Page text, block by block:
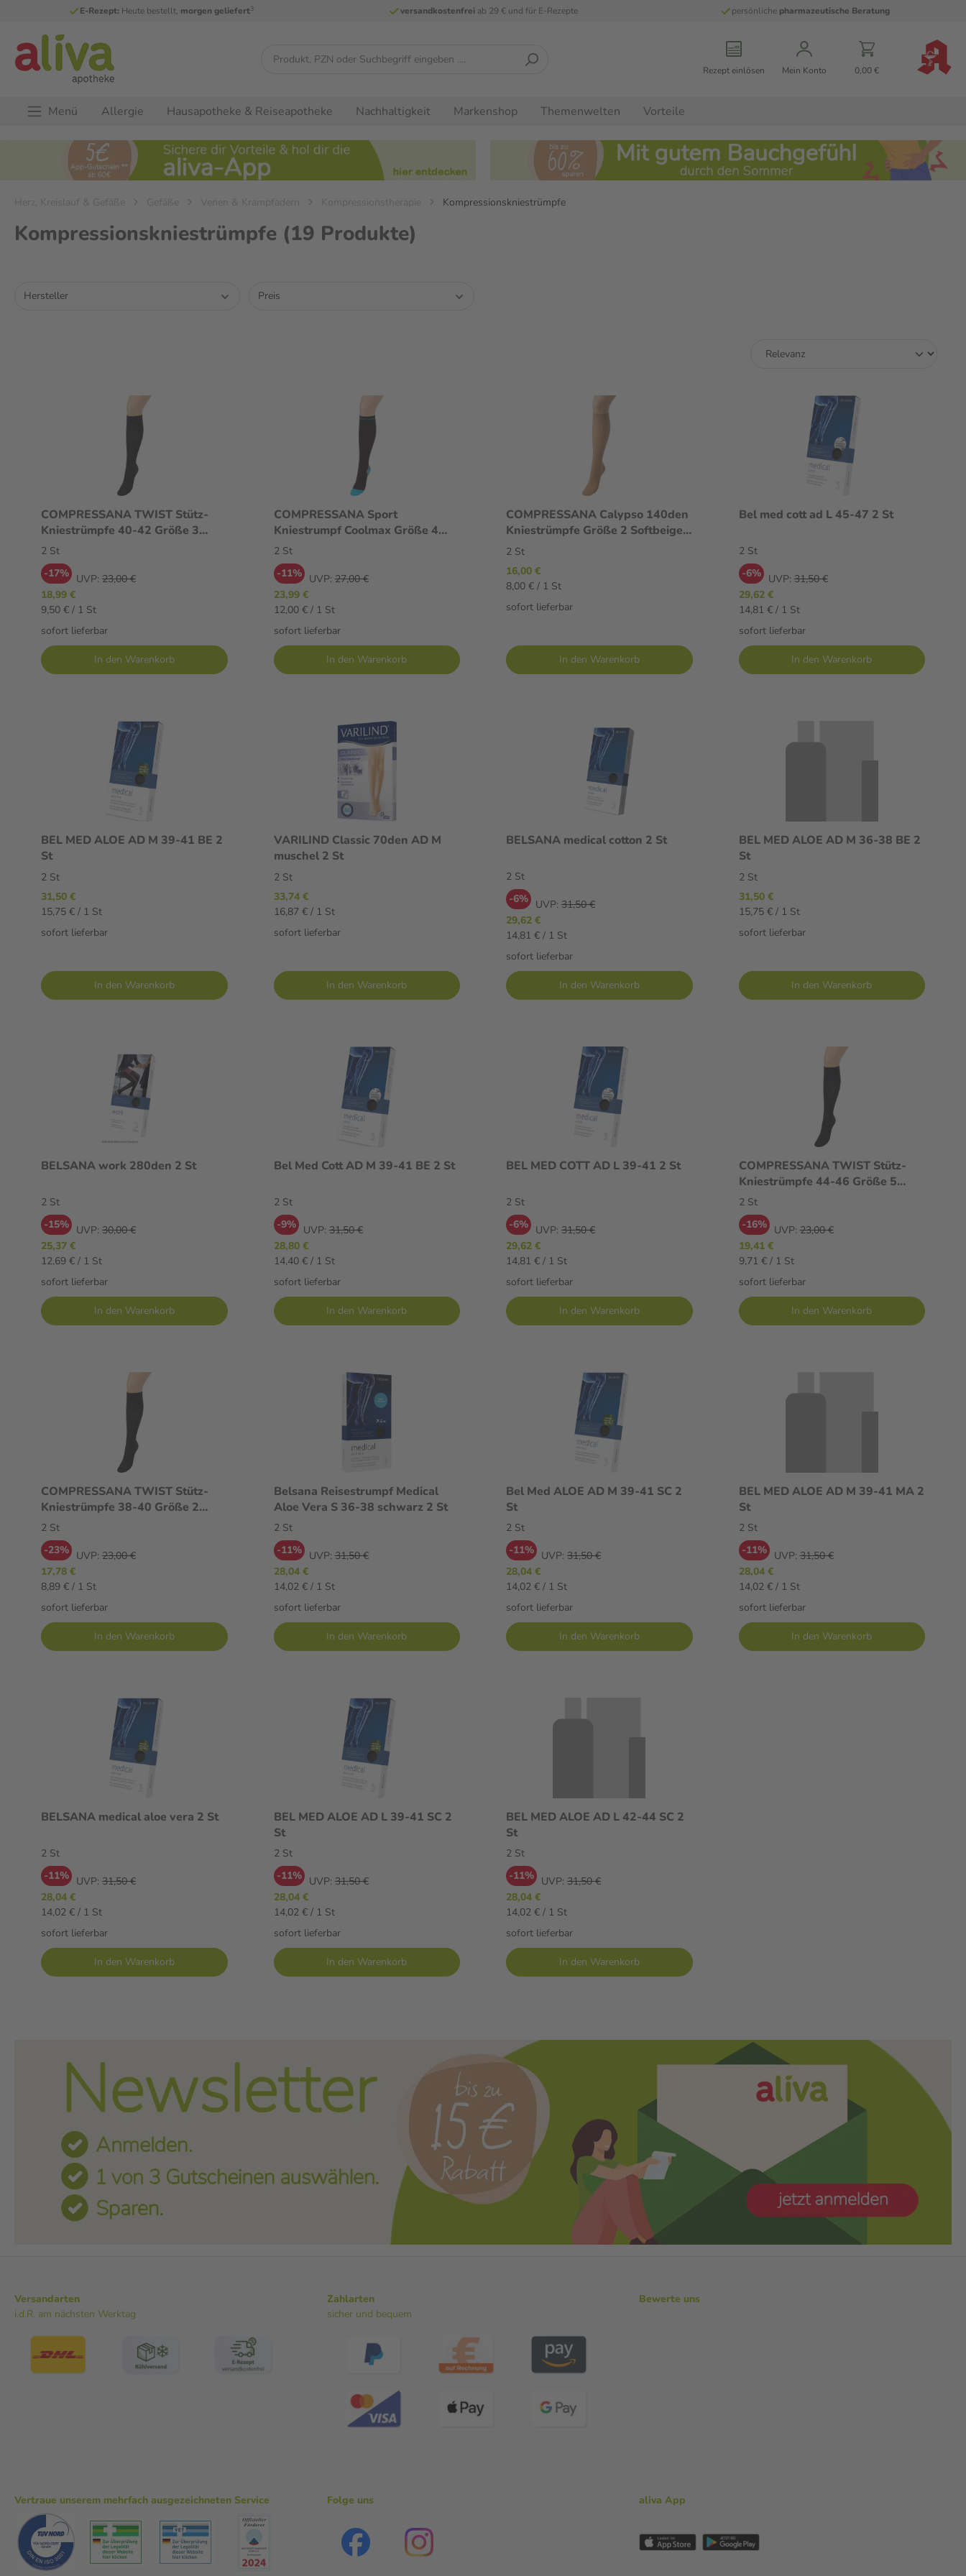
E-Rezept: Heute bestellt, morgen geliefert3 versandkostenfreiab 29 € und für E-Rezepte persönliche pharmazeutische Beratung
Rezept einlösen Mein Konto 0,00 €
Menü Allergie Hausapotheke & Reiseapotheke Nachhaltigkeit Markenshop Themenwelten Vorteile
Herz, Kreislauf & Gefäße Gefäße Venen & Krampfadern Kompressionstherapie Kompressionskniestrümpfe
Kompressionskniestrümpfe (19 Produkte)
Hersteller Preis
COMPRESSANA TWIST Stütz-
Kniestrümpfe 40-42 Größe 3
schwarz 2 St
2 St
-17% UVP: 23,00 €
18,99 €
9,50 € / 1 St
sofort lieferbar
In den Warenkorb
COMPRESSANA Sport
Kniestrumpf Coolmax Größe 4
schwarz 2 St
2 St
-11%
UVP: 27,00 €
23,99 €
12,00 € / 1 St
sofort lieferbar
In den Warenkorb
COMPRESSANA Calypso 140den
Kniestrümpfe Größe 2 Softbeige
silk 2 St
2 St
16,00 €
8,00 € / 1 St
sofort lieferbar
In den Warenkorb
Bel med cott ad L 45-47 2 St
2 St
-6%
UVP: 31,50 €
29,62 €
14,81 € / 1 St
sofort lieferbar
In den Warenkorb
BEL MED ALOE AD M 39-41 BE 2
St
2 St
31,50 €
15,75 € / 1 St
sofort lieferbar
In den Warenkorb
VARILIND Classic 70den AD M
muschel 2 St
2 St
33,74 €
16,87 € / 1 St
sofort lieferbar
In den Warenkorb
BELSANA medical cotton 2 St
2 St
-6% UVP: 31,50 €
29,62 €
14,81 € / 1 St
sofort lieferbar
In den Warenkorb
BEL MED ALOE AD M 36-38 BE 2
St
2 St
31,50 €
15,75 € / 1 St
sofort lieferbar
In den Warenkorb
BELSANA work 280den 2 St
2 St
-15% UVP: 30,00 €
25,37 €
12,69 € / 1 St
sofort lieferbar
In den Warenkorb
Bel Med Cott AD M 39-41 BE 2 St
2 St
-9%
UVP: 31,50 €
28,80 €
14,40 € / 1 St
sofort lieferbar
In den Warenkorb
BEL MED COTT AD L 39-41 2 St
2 St
-6% UVP: 31,50 €
29,62 €
14,81 € / 1 St
sofort lieferbar
In den Warenkorb
COMPRESSANA TWIST Stütz-
Kniestrümpfe 44-46 Größe 5
schwarz 2 St
2 St
-16%
UVP: 23,00 €
19,41 €
9,71 € / 1 St
sofort lieferbar
In den Warenkorb
COMPRESSANA TWIST Stütz-
Kniestrümpfe 38-40 Größe 2
schwarz 2 St
2 St
-23% UVP: 23,00 €
17,78 €
8,89 € / 1 St
sofort lieferbar
In den Warenkorb
Belsana Reisestrumpf Medical
Aloe Vera S 36-38 schwarz 2 St
2 St
-11%
UVP: 31,50 €
28,04 €
14,02 € / 1 St
sofort lieferbar
In den Warenkorb
Bel Med ALOE AD M 39-41 SC 2
St
2 St
-11% UVP: 31,50 €
28,04 €
14,02 € / 1 St
sofort lieferbar
In den Warenkorb
BEL MED ALOE AD M 39-41 MA 2
St
2 St
-11%
UVP: 31,50 €
28,04 €
14,02 € / 1 St
sofort lieferbar
In den Warenkorb
BELSANA medical aloe vera 2 St
2 St
-11% UVP: 31,50 €
28,04 €
14,02 € / 1 St
sofort lieferbar
In den Warenkorb
BEL MED ALOE AD L 39-41 SC 2
St
2 St
-11%
UVP: 31,50 €
28,04 €
14,02 € / 1 St
sofort lieferbar
In den Warenkorb
BEL MED ALOE AD L 42-44 SC 2
St
2 St
-11% UVP: 31,50 €
28,04 €
14,02 € / 1 St
sofort lieferbar
In den Warenkorb
Versandarten
i.d.R. am nächsten Werktag
Zahlarten
sicher und bequem
Bewerte uns
Vertraue unserem mehrfach ausgezeichneten Service Folge uns aliva App